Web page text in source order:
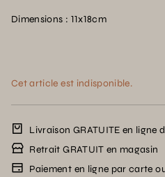
Dimensions : 11x18cm
Cet article est indisponible.
Livraison GRATUITE en ligne
Retrait GRATUIT en magasin
Paiement en ligne par carte